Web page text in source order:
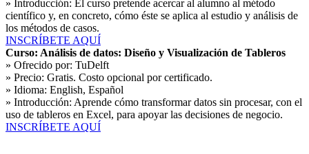
» Introducción: El curso pretende acercar al alumno al método
científico y, en concreto, cómo éste se aplica al estudio y análisis de
los métodos de casos.
INSCRÍBETE AQUÍ
Curso: Análisis de datos: Diseño y Visualización de Tableros
» Ofrecido por: TuDelft
» Precio: Gratis. Costo opcional por certificado.
» Idioma: English, Español
» Introducción: Aprende cómo transformar datos sin procesar, con el
uso de tableros en Excel, para apoyar las decisiones de negocio.
INSCRÍBETE AQUÍ